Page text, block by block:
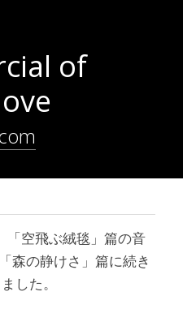
of
「空飛ぶ絨毯」篇の音
森の静けさ」篇に続き
した。